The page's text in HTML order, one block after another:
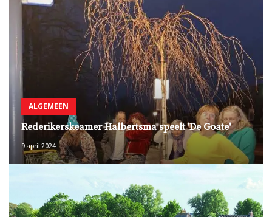
ALGEMEEN
Rederikerskeamer Halbertsma speelt 'De Goate'
9 april 2024